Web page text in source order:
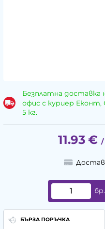
Безплатна доставка
офис с куриер Еконт,
5 кг.
11.93 € /
бр.
БЪРЗА ПОРЪЧКА